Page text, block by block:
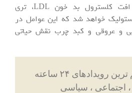
رژیم‌های گیاهخواری جهت افت کلسترول بد خون LDL، تری
خواهد شد که این عوامل در
و عروقی و کبد چرب نقش حیاتی
جدیدترین اخبار و مهم ترین رویدادهای ۲۴ ساعته
اجتماعی ، سیاسی